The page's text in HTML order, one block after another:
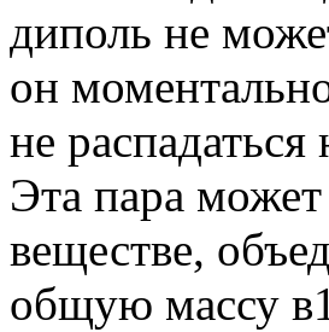
диполь не
он
не
Эта пара может
веществе,
общую массу